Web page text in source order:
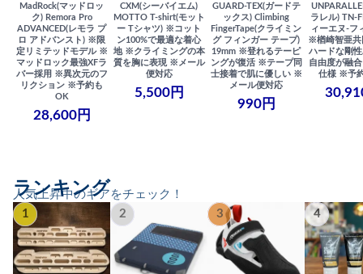
MadRock(マッドロッ
ク) Remora Pro
ADVANCED(レモラ プ
ロ アドバンスト) ※限
定リミテッドモデル ※
マッドロック最強XFラ
バー採用 ※異次元のフ
リクション ※予約も
OK
28,600円
CXM(シーバイエム)
MOTTO T-shirt(モット
ー Tシャツ) ※コット
ン100%で最適な着心
地 ※クライミングの本
質を胸に表現 ※メール
便対応
5,500円
GUARD-TEX(ガードテ
ックス) Climbing
FingerTape(クライミン
グ フィンガー テープ)
19mm ※登れるテーピ
ングが復活 ※テープ同
士接着で肌に優しい ※
メール便対応
990円
ラレル) TN-
ィーエヌ-フ
※楢崎智亜
ハードな剛
自由度が融
仕様 ※予
人気上昇中のギアをチェック！
ランキング
1 2 3 4